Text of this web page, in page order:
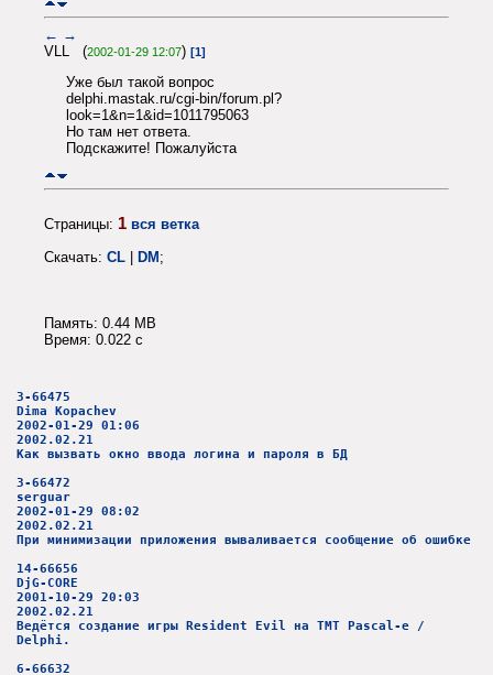
← →
VLL (2002-01-29 12:07) [1]
Уже был такой вопрос
delphi.mastak.ru/cgi-bin/forum.pl?
look=1&n=1&id=1011795063
Но там нет ответа.
Подскажите! Пожалуйста
Страницы: 1 вся ветка
Скачать: CL DM ;
Память: 0.44 MB
Время: 0.022 c
3-66475
Dima Kopachev
2002-01-29 01:06
2002.02.21
Как вызвать окно ввода логина и пароля в БД
3-66472
serguar
2002-01-29 08:02
2002.02.21
При минимизации приложения вываливается сообщение об ошибке
14-66656
DjG-CORE
2001-10-29 20:03
2002.02.21
Ведётся создание игры Resident Evil на TMT Pascal-е /
Delphi.
6-66632